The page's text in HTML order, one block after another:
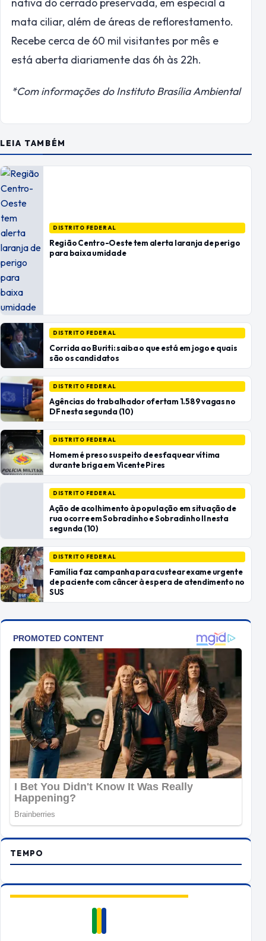
nativa do cerrado preservada, em especial a
mata ciliar, além de áreas de reflorestamento.
Recebe cerca de 60 mil visitantes por mês e
está aberta diariamente das 6h às 22h.
*Com informações do Instituto Brasília Ambiental
LEIA TAMBÉM
DISTRITO FEDERAL
Região Centro-Oeste tem alerta laranja de perigo
para baixa umidade
DISTRITO FEDERAL
Corrida ao Buriti: saiba o que está em jogo e quais
são os candidatos
DISTRITO FEDERAL
Agências do trabalhador ofertam 1.589 vagas no
DF nesta segunda (10)
DISTRITO FEDERAL
Homem é preso suspeito de esfaquear vítima
durante briga em Vicente Pires
DISTRITO FEDERAL
Ação de acolhimento à população em situação de
rua ocorre em Sobradinho e Sobradinho II nesta
segunda (10)
DISTRITO FEDERAL
Família faz campanha para custear exame urgente
de paciente com câncer à espera de atendimento no
SUS
TEMPO